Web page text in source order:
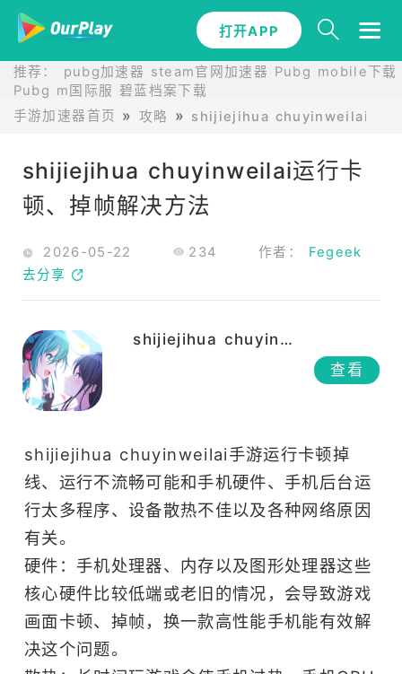
打开APP
推荐： pubg加速器 steam官网加速器 Pubg mobile下载
Pubg m国际服 碧蓝档案下载
手游加速器首页
攻略 shijiejihua chuyinweilai攻略
shijiejihua chuyinweilai运行卡
顿、掉帧解决方法
2026-05-22 234 作者： Fegeek
去分享
shijiejihua chuyinweilai
查看
shijiejihua chuyinweilai手游运行卡顿掉
线、运行不流畅可能和手机硬件、手机后台运
行太多程序、设备散热不佳以及各种网络原因
有关。
硬件：手机处理器、内存以及图形处理器这些
核心硬件比较低端或老旧的情况，会导致游戏
画面卡顿、掉帧，换一款高性能手机能有效解
决这个问题。